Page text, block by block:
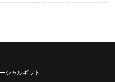
シャルギフト